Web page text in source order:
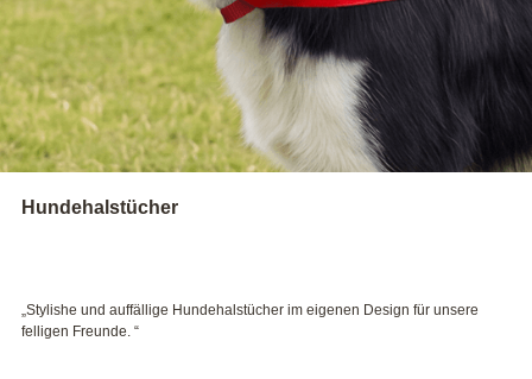
Hundehalstücher
„Stylishe und auffällige Hundehalstücher im eigenen Design für unsere
felligen Freunde. “